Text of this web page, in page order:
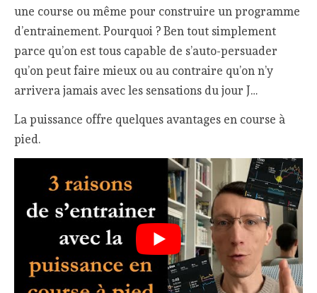
une course ou même pour construire un programme
d’entrainement. Pourquoi ? Ben tout simplement
parce qu’on est tous capable de s’auto-persuader
qu’on peut faire mieux ou au contraire qu’on n’y
arrivera jamais avec les sensations du jour J…
La puissance offre quelques avantages en course à
pied.